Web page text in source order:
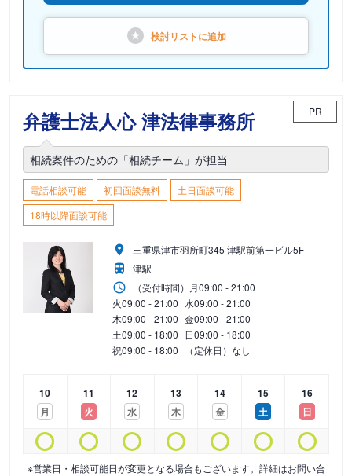
検討リストに追加
弁護士法人心 津法律事務所 PR
相続案件のための「相続チーム」が担当
電話相談可能 初回面談無料
土日面談可能
18時以降面談可能
三重県津市羽所町345 津駅前第一ビル5F
津駅
（受付時間） 月09:00 - 21:00
火09:00 - 21:00 水09:00 - 21:00
木09:00 - 21:00 金09:00 - 21:00
土09:00 - 18:00 日09:00 - 18:00
祝09:00 - 18:00 （定休日）なし
10
月
11
火
12
水
13
木
14
金
15
土
16
日
※営業日・相談可能日が変更となる場合もございます。詳細はお問い合